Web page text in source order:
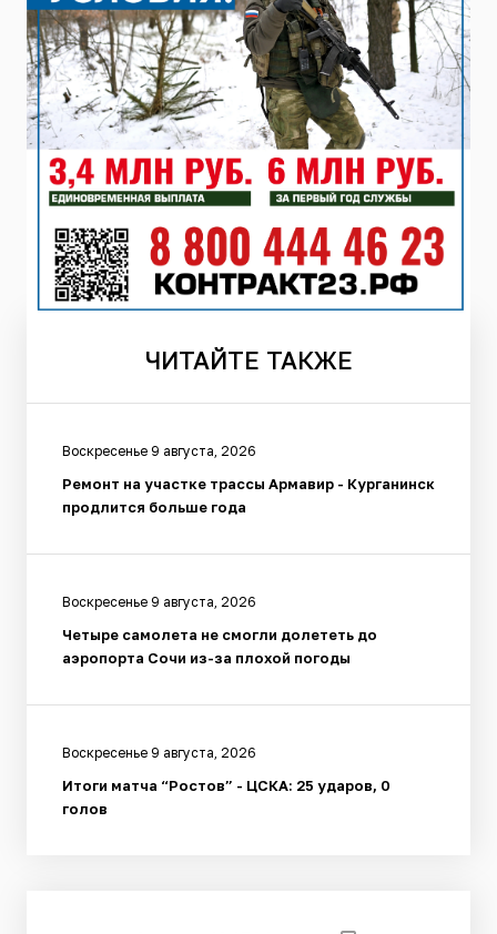
ЧИТАЙТЕ ТАКЖЕ
Воскресенье 9 августа, 2026
Ремонт на участке трассы Армавир - Курганинск
продлится больше года
Воскресенье 9 августа, 2026
Четыре самолета не смогли долететь до
аэропорта Сочи из-за плохой погоды
Воскресенье 9 августа, 2026
Итоги матча “Ростов” - ЦСКА: 25 ударов, 0
голов